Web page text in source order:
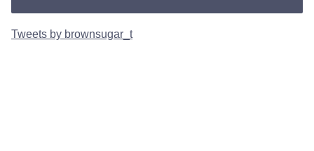
Tweets by brownsugar_t